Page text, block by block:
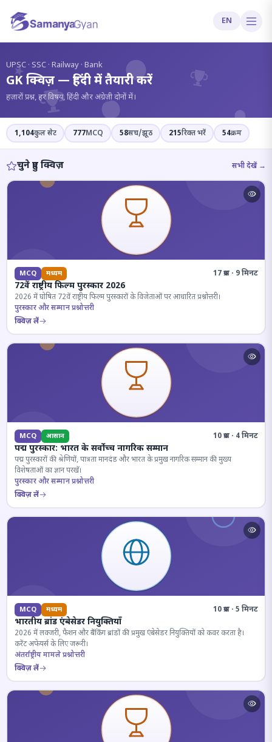
EN
?
UPSC · SSC · Railway · Bank
GK क्विज़ — हिंदी में तैयारी करें
हज़ारों प्रश्न, हर विषय, हिंदी और अंग्रेज़ी दोनों में।
1,104कुल सेट 777MCQ 58सच/झूठ 215रिक्त भरें 54क्रम
चुने हुए क्विज़ सभी देखें →
MCQ मध्यम 17 प्रश्न · 9 मिनट
72वें राष्ट्रीय फिल्म पुरस्कार 2026
2026 में घोषित 72वें राष्ट्रीय फिल्म पुरस्कारों के विजेताओं पर आधारित प्रश्नोत्तरी।
पुरस्कार और सम्मान प्रश्नोत्तरी
क्विज़ लें
MCQ आसान 10 प्रश्न · 4 मिनट
पद्म पुरस्कार: भारत के सर्वोच्च नागरिक सम्मान
पद्म पुरस्कारों की श्रेणियों, पात्रता मानदंड और भारत के प्रमुख नागरिक सम्मान की मुख्य
विशेषताओं का ज्ञान परखें।
पुरस्कार और सम्मान प्रश्नोत्तरी
क्विज़ लें
MCQ मध्यम 10 प्रश्न · 5 मिनट
भारतीय ब्रांड एंबेसेडर नियुक्तियाँ
2026 में लक्जरी, फैशन और बैंकिंग ब्रांडों की प्रमुख एंबेसेडर नियुक्तियों को कवर करता है।
करेंट अफेयर्स के लिए जरूरी।
अंतर्राष्ट्रीय मामले प्रश्नोत्तरी
क्विज़ लें